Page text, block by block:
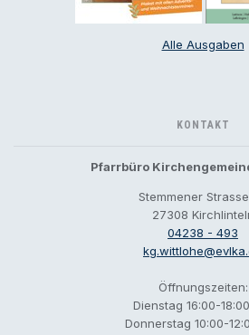
Alle Ausgaben
KONTAKT
Pfarrbüro
Stemmener
27308
04238 - 493
Öffnungszeiten:
Dienstag 16:00-
Donnerstag 10:00-